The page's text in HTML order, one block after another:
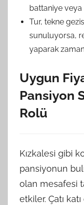
battaniye veya
Tur, tekne
sunuluyorsa,
yaparak
Uygun
Pansiyon
Rolü
Kızkalesi gibi
pansiyonun
olan mesafesi
etkiler. Çatı